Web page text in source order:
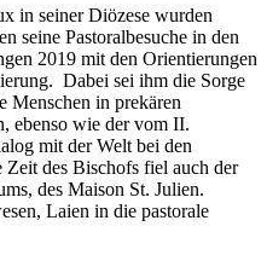
in seiner Diözese wurden
seine Pastoralbesuche in den
2019 mit den Orientierungen
Dabei sei ihm die Sorge
Menschen in prekären
ebenso wie der vom II.
mit der Welt bei den
Zeit des Bischofs fiel auch der
des Maison St. Julien.
Laien in die pastorale